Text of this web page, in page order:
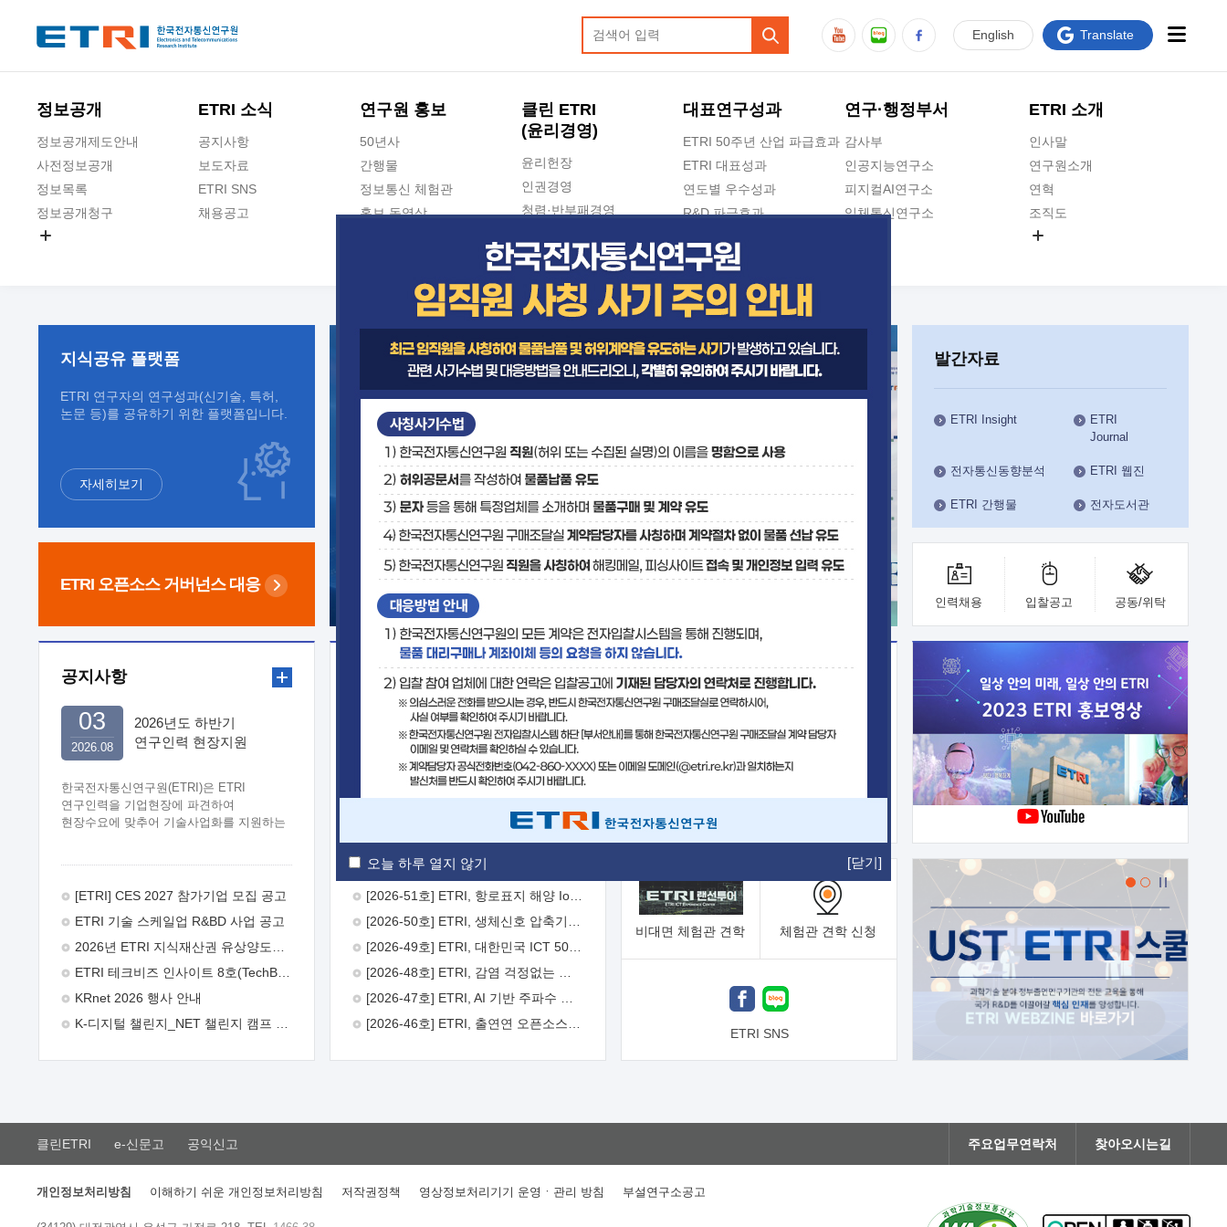
오늘 하루 열지 않기 [닫기]
정보공개
정보공개제도안내
사전정보공개
정보목록
정보공개청구
ETRI 소식
공지사항
보도자료
ETRI SNS
채용공고
연구원 홍보
50년사
간행물
정보통신 체험관
홍보 동영상
클린 ETRI
(윤리경영)
윤리헌장
인권경영
청렴·반부패경영
청렴포털 신고
수의계약 현황
부패징계 현황
감사결과공개
대표연구성과
ETRI 50주년 산업 파급효과
ETRI 대표성과
연도별 우수성과
R&D 파급효과
지식공유플랫폼
연구·행정부서
감사부
인공지능연구소
피지컬AI연구소
입체통신연구소
인공지능안전연구소
우주항공반도체전략연구단
대경권연구본부
호남권연구본부
기획본부
사업화본부
행정본부
대외협력부
ETRI 소개
인사말
연구원소개
연혁
조직도
ETRI CI
English Translate
지식공유 플랫폼
ETRI 연구자의 연구성과(신기술, 특허,
논문 등)를 공유하기 위한 플랫폼입니다.
자세히보기
ETRI 오픈소스 거버넌스 대응
발간자료
ETRI Insight
ETRI
Journal
전자통신동향분석 ETRI 웹진
ETRI 간행물 전자도서관
인력채용 입찰공고 공동/위탁
공지사항
2026년도 하반기
연구인력 현장지원
한국전자통신연구원(ETRI)은 ETRI
연구인력을 기업현장에 파견하여
현장수요에 맞추어 기술사업화를 지원하는
주시기 바랍니다. 2026년 8월
추진목적: ETRI 인력을 기업현장에 파견.
기술지원을 실시함으로써 ETRI 개발기술의
극대화하고, 지원기업을 강견기업으로
육성하고자 함.  신청자격: ETRI
ETRI 창업/연구소기업, 기술이전/출자기업
(2 ~ 3년차) 연봉의 40%  추진일정(1)
희망기업 신청/접수(2)희망인력-희망기업
매칭(3)현장조사/ 선정(심의)(4)협약체결
26일 9월초순 9월 중순 10월 이후*
2026.08
03
[ETRI] CES 2027 참가기업 모집 공고
ETRI 기술 스케일업 R&BD 사업 공고
ETRI 테크비즈 인사이트 8호(TechBiz Insight Vol.8) 발간
KRnet 2026 행사 안내
보도자료
[2026-52호] ETRI, ITU-T 자율주행차 국제표준화 주도한다
기술사업화플랫폼/기술이전
기술예고 중소기업 지원
보유특허 이전가능 기술
융합기술연구생산센터 반도체실험실
비대면 체험관 견학 체험관 견학 신청
ETRI SNS
클린ETRI e-신문고 공익신고 주요업무연락처 찾아오시는길
개인정보처리방침 이해하기 쉬운 개인정보처리방침 저작권정책 영상정보처리기기 운영ㆍ관리 방침 부설연구소공고